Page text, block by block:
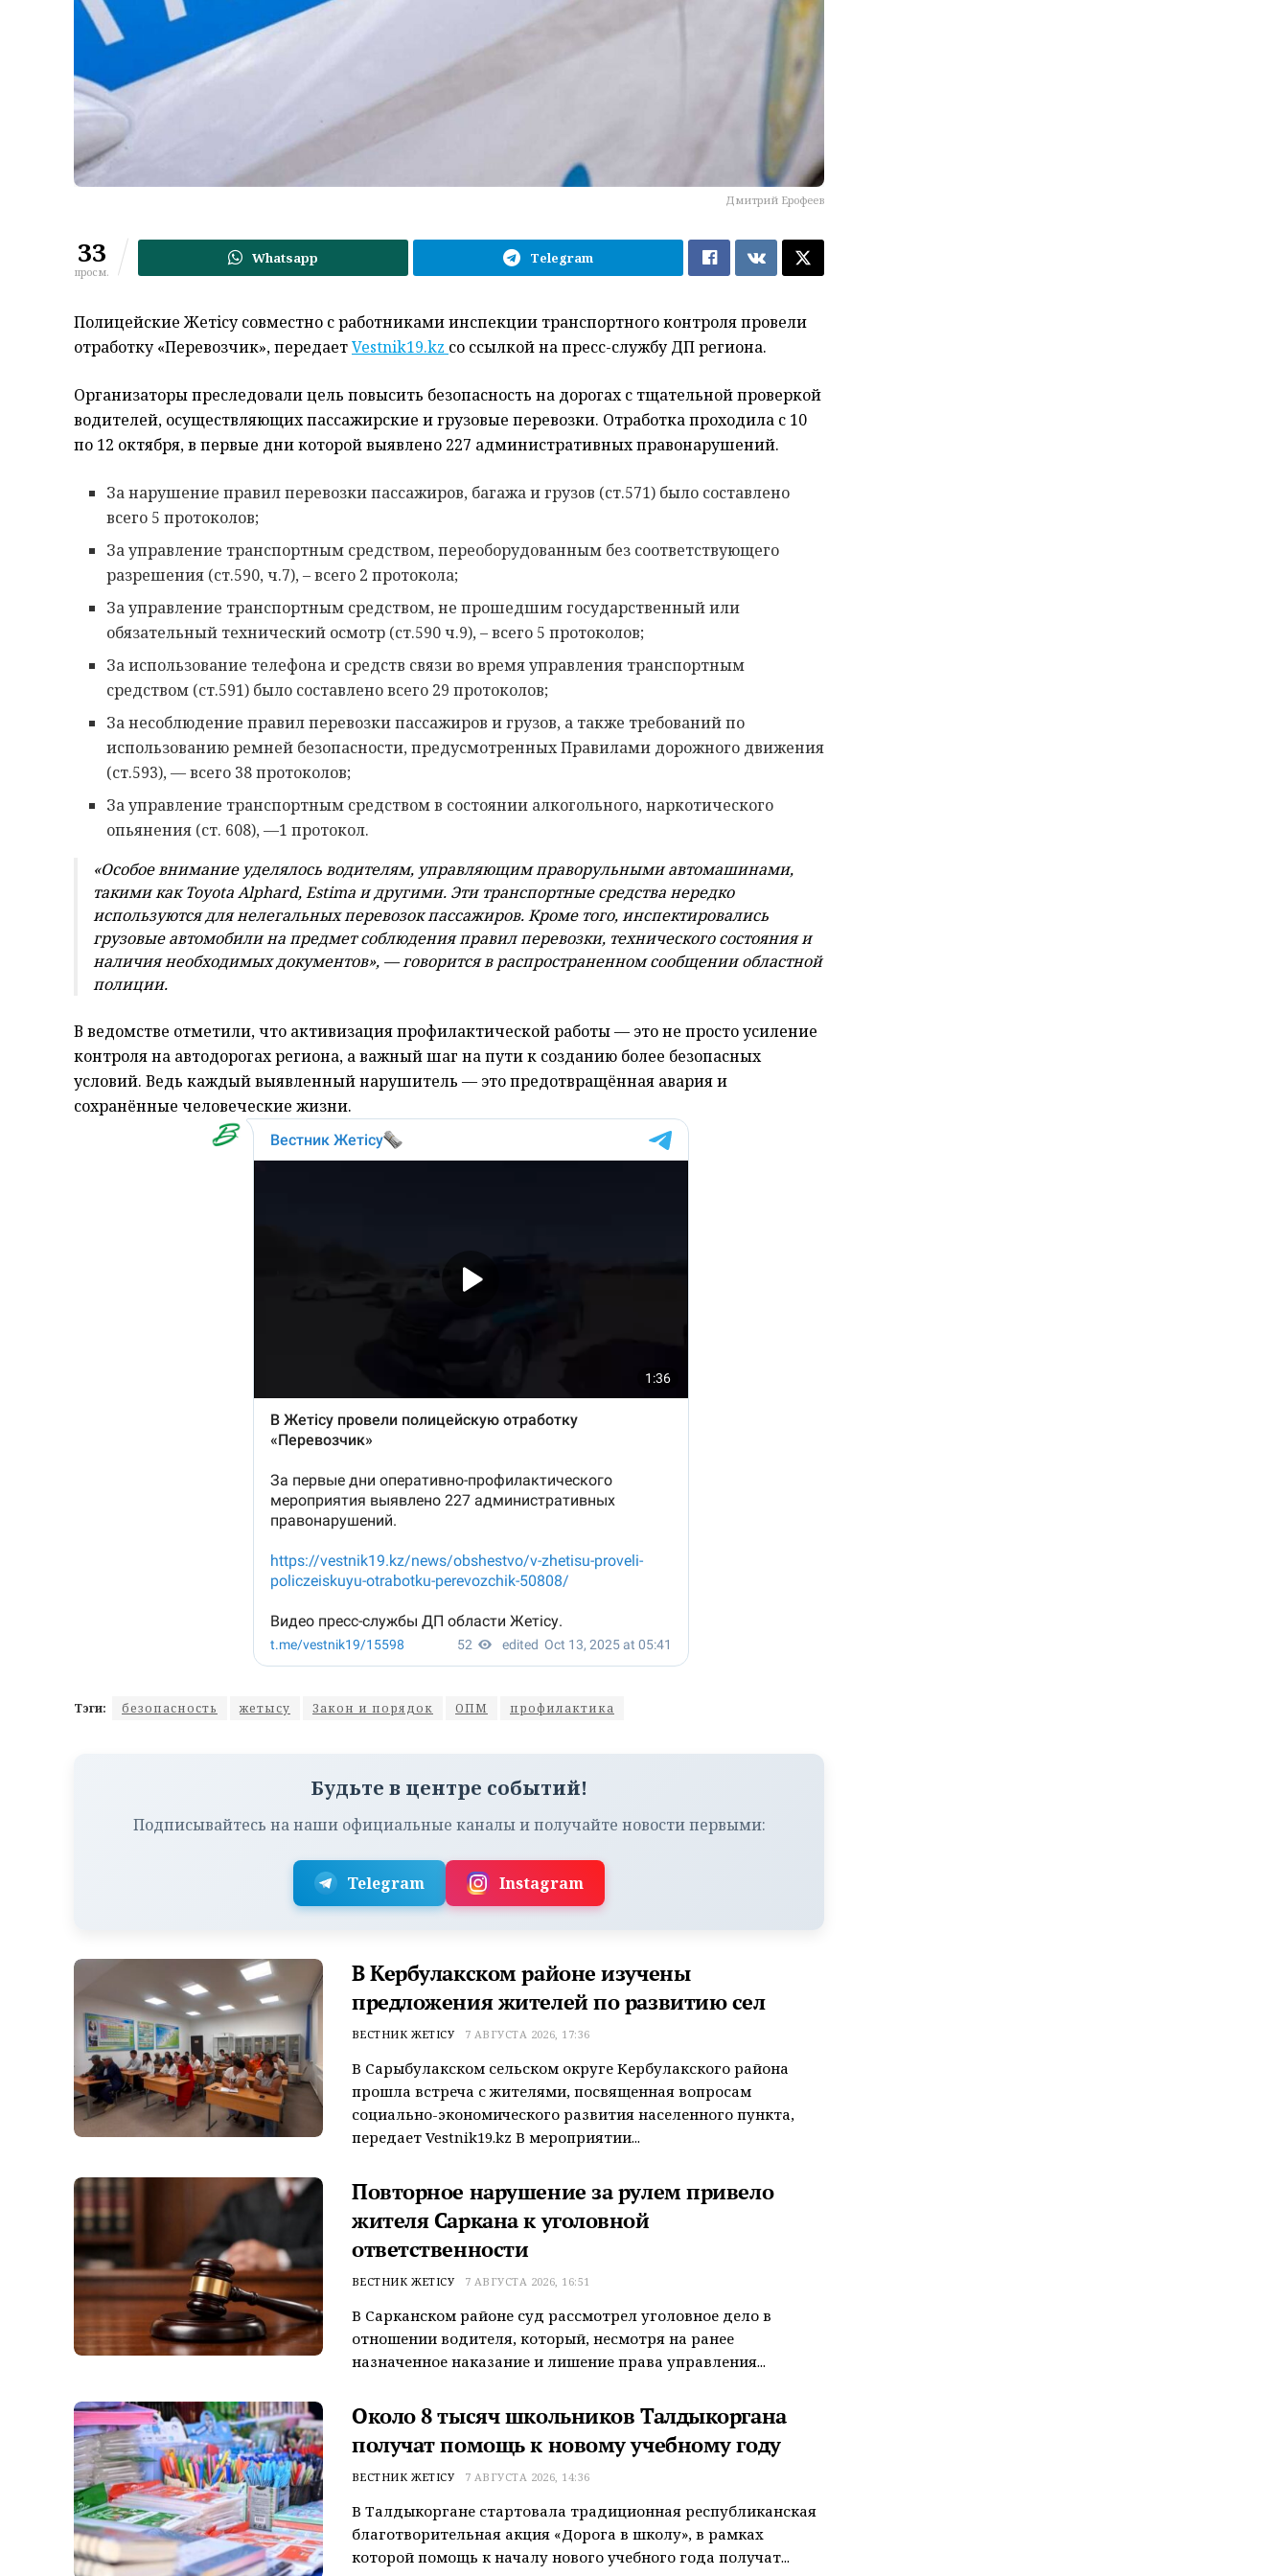
Дмитрий Ерофеев
33
просм.
Whatsapp Telegram
Полицейские Жетiсу совместно с работниками инспекции транспортного контроля провели
отработку «Перевозчик», передаетVestnik19.kz со ссылкой на пресс-службу ДП региона.
Организаторы преследовали цель повысить безопасность на дорогах с тщательной проверкой
водителей, осуществляющих пассажирские и грузовые перевозки. Отработка проходила с 10
по 12 октября, в первые дни которой выявлено 227 административных правонарушений.
За нарушение правил перевозки пассажиров, багажа и грузов (ст.571) было составлено
всего 5 протоколов;
За управление транспортным средством, переоборудованным без соответствующего
разрешения (ст.590, ч.7), – всего 2 протокола;
За управление транспортным средством, не прошедшим государственный или
обязательный технический осмотр (ст.590 ч.9), – всего 5 протоколов;
За использование телефона и средств связи во время управления транспортным
средством (ст.591) было составлено всего 29 протоколов;
За несоблюдение правил перевозки пассажиров и грузов, а также требований по
использованию ремней безопасности, предусмотренных Правилами дорожного движения
(ст.593), — всего 38 протоколов;
За управление транспортным средством в состоянии алкогольного, наркотического
опьянения (ст. 608), —1 протокол.
«Особое внимание уделялось водителям, управляющим праворульными автомашинами,
такими как Toyota Alphard, Estima и другими. Эти транспортные средства нередко
используются для нелегальных перевозок пассажиров. Кроме того, инспектировались
грузовые автомобили на предмет соблюдения правил перевозки, технического состояния и
наличия необходимых документов», — говорится в распространенном сообщении областной
полиции.
В ведомстве отметили, что активизация профилактической работы — это не просто усиление
контроля на автодорогах региона, а важный шаг на пути к созданию более безопасных
условий. Ведь каждый выявленный нарушитель — это предотвращённая авария и
сохранённые человеческие жизни.
Тэги: безопасность жетысу Закон и порядок ОПМ профилактика
Будьте в центре событий!
Подписывайтесь на наши официальные каналы и получайте новости первыми:
Telegram Instagram
В Кербулакском районе изучены
предложения жителей по развитию сел
ВЕСТНИК ЖЕТІСУ 7 АВГУСТА 2026, 17:36
В Сарыбулакском сельском округе Кербулакского района
прошла встреча с жителями, посвященная вопросам
социально-экономического развития населенного пункта,
передает Vestnik19.kz В мероприятии...
Повторное нарушение за рулем привело
жителя Саркана к уголовной
ответственности
ВЕСТНИК ЖЕТІСУ 7 АВГУСТА 2026, 16:51
В Сарканском районе суд рассмотрел уголовное дело в
отношении водителя, который, несмотря на ранее
назначенное наказание и лишение права управления...
Около 8 тысяч школьников Талдыкоргана
получат помощь к новому учебному году
ВЕСТНИК ЖЕТІСУ 7 АВГУСТА 2026, 14:36
В Талдыкоргане стартовала традиционная республиканская
благотворительная акция «Дорога в школу», в рамках
которой помощь к началу нового учебного года получат...